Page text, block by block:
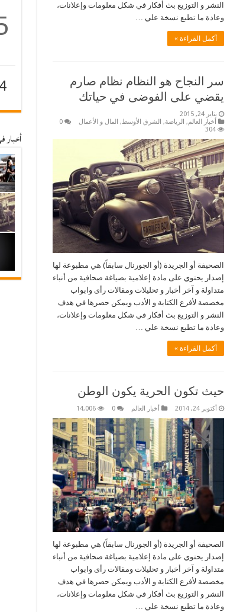
النشر و التوزيع بث أفكار في شكل معلومات وإعلانات،
وعادة ما تطبع نسخة علي …
أكمل القراءة »
سر النجاح هو النظام نظام صارم
يقضي على الفوضى في حياتك
يناير 24, 2015
أخبار العالم, الرياضة, الشرق الأوسط, المال و الأعمال
0
304
الصحيفة أو الجريدة (أو الجورنال سابقاً) هي مطبوعة لها
إصدار يحتوي على مادة إعلامية بصياغة صحافية من أنباء
متداولة و آخر أخبار و تحليلات ومقالات رأى وابواب
مخصصة لأفرع الكتابة و الأدب ويمكن حصرها في هدف
النشر و التوزيع بث أفكار في شكل معلومات وإعلانات،
وعادة ما تطبع نسخة علي …
أكمل القراءة »
حيث تكون الحرية يكون الوطن
أكتوبر 24, 2014 أخبار العالم 0
14,006
الصحيفة أو الجريدة (أو الجورنال سابقاً) هي مطبوعة لها
إصدار يحتوي على مادة إعلامية بصياغة صحافية من أنباء
متداولة و آخر أخبار و تحليلات ومقالات رأى وابواب
مخصصة لأفرع الكتابة و الأدب ويمكن حصرها في هدف
النشر و التوزيع بث أفكار في شكل معلومات وإعلانات،
وعادة ما تطبع نسخة علي …